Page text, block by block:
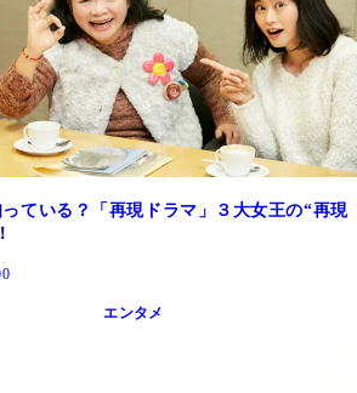
ている？「再現ドラマ」３大女王の“再現
エンタメ